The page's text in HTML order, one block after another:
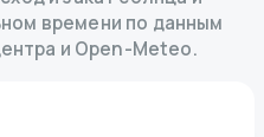
времени по данным
и Open-Meteo.